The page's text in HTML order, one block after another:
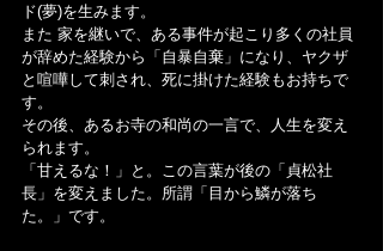
ド(夢)を生みます。
また 家を継いで、ある事件が起こり多くの社員
が辞めた経験から「自暴自棄」になり、ヤクザ
と喧嘩して刺され、死に掛けた経験もお持ちで
す。
その後、あるお寺の和尚の一言で、人生を変え
られます。
「甘えるな！」と。この言葉が後の「貞松社
長」を変えました。所謂「目から鱗が落ち
た。」です。